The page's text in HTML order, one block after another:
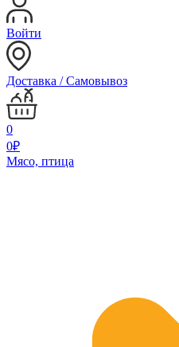
Войти
Доставка / Самовывоз
0
0₽
Мясо, птица